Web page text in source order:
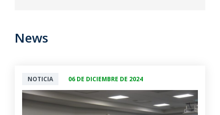
News
NOTICIA 06 DE DICIEMBRE DE 2024